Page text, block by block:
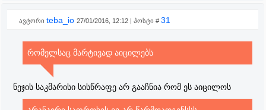
ავტორი teba_io 27/01/2016, 12:12 | პოსტი # 31
რომელსაც მარტივად აიცილებს
ნეჯის საკმარისი სისწრაფე არ გააჩნია რომ ეს აიცილოს